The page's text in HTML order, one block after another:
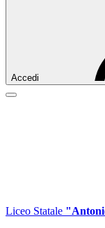
Accedi
Liceo Statale